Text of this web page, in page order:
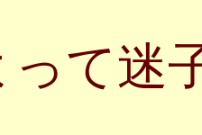
って迷